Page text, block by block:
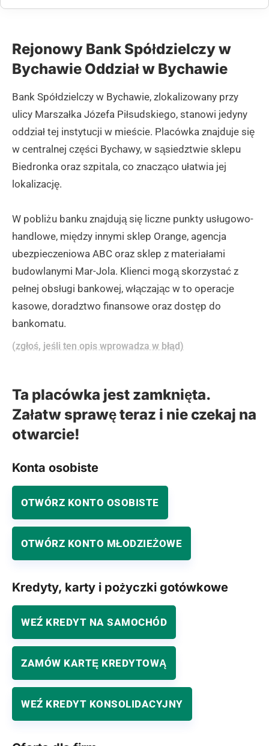
Rejonowy Bank Spółdzielczy w
Bychawie Oddział w Bychawie
Bank Spółdzielczy w Bychawie, zlokalizowany przy
ulicy Marszałka Józefa Piłsudskiego, stanowi jedyny
oddział tej instytucji w mieście. Placówka znajduje się
w centralnej części Bychawy, w sąsiedztwie sklepu
Biedronka oraz szpitala, co znacząco ułatwia jej
lokalizację.
W pobliżu banku znajdują się liczne punkty usługowo-
handlowe, między innymi sklep Orange, agencja
ubezpieczeniowa ABC oraz sklep z materiałami
budowlanymi Mar-Jola. Klienci mogą skorzystać z
pełnej obsługi bankowej, włączając w to operacje
kasowe, doradztwo finansowe oraz dostęp do
bankomatu.
(zgłoś, jeśli ten opis wprowadza w błąd)
Ta placówka jest zamknięta.
Załatw sprawę teraz i nie czekaj na
otwarcie!
Konta osobiste
OTWÓRZ KONTO OSOBISTE
OTWÓRZ KONTO MŁODZIEŻOWE
Kredyty, karty i pożyczki gotówkowe
WEŹ KREDYT NA SAMOCHÓD
ZAMÓW KARTĘ KREDYTOWĄ
WEŹ KREDYT KONSOLIDACYJNY